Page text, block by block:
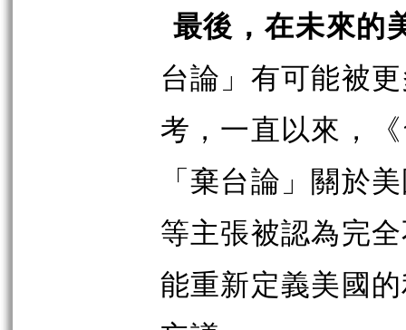
最後，在未來的
台論」有可能被
考，一直以來，
「棄台論」關於
等主張被認為完
能重新定義美國